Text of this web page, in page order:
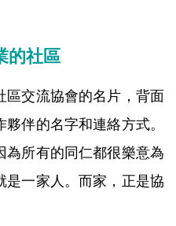
的社區
區交流協會的名片，背面
伴的名字和連絡方式。
為所有的同仁都很樂意為
是一家人。而家，正是協